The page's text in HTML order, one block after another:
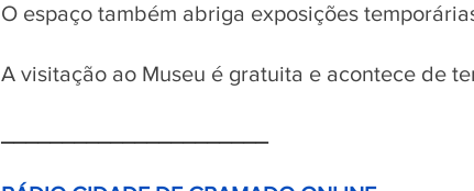
O espaço também abriga exposições
A visitação ao Museu é gratuita e acontece de